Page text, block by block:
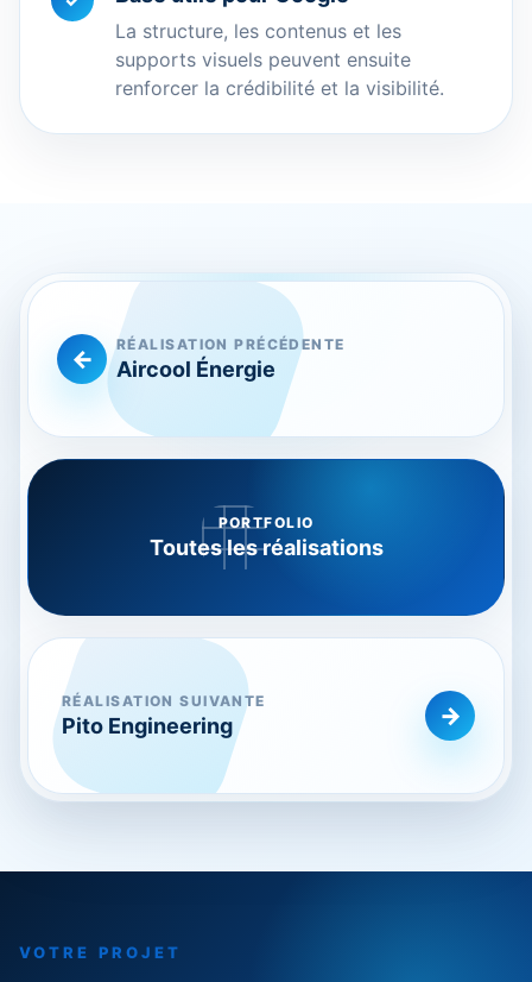
La structure, les contenus et les
supports visuels peuvent ensuite
renforcer la crédibilité et la visibilité.
RÉALISATION PRÉCÉDENTE
Aircool Énergie
PORTFOLIO
Toutes les réalisations
RÉALISATION SUIVANTE
Pito Engineering
VOTRE PROJET